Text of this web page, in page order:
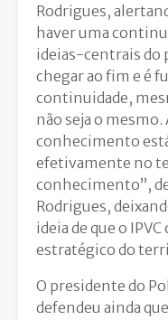
Rodrigues,
haver uma
ideias-centrais do
chegar ao fim e é
continuidade,
não seja o mesmo.
conhecimento
efetivamente no
conhecimento”,
Rodrigues,
ideia de que o
estratégico do
O presidente do
defendeu ainda